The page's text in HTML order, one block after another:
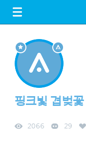
FREE DOWNLOAD
핑크빛 겹벚꽃
2066 29